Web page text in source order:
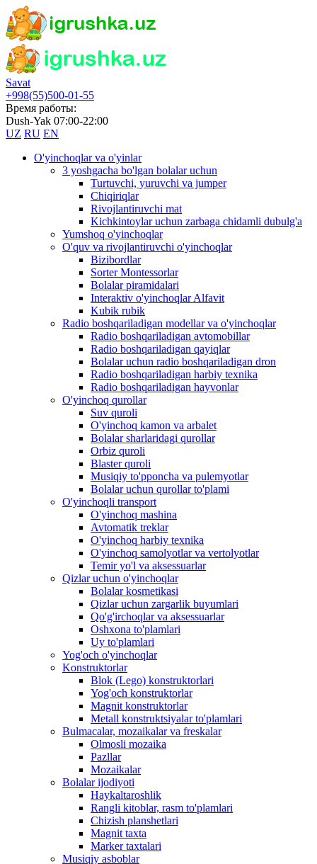
Savat
+998(55)500-01-55
Время работы:
Dush-Yak 07:00-22:00
UZ RU EN
O'yinchoqlar va o'yinlar
3 yoshgacha bo'lgan bolalar uchun
Turtuvchi, yuruvchi va jumper
Chiqiriqlar
Rivojlantiruvchi mat
Kichkintoylar uchun zarbaga chidamli dubulg'a
Yumshoq o'yinchoqlar
O'quv va rivojlantiruvchi o'yinchoqlar
Bizibordlar
Sorter Montessorlar
Bolalar piramidalari
Interaktiv o'yinchoqlar Alfavit
Kubik rubik
Radio boshqariladigan modellar va o'yinchoqlar
Radio boshqariladigan avtomobillar
Radio boshqariladigan qayiqlar
Bolalar uchun radio boshqariladigan dron
Radio boshqariladigan harbiy texnika
Radio boshqariladigan hayvonlar
O'yinchoq qurollar
Suv quroli
O'yinchoq kamon va arbalet
Bolalar sharlaridagi qurollar
Orbiz quroli
Blaster quroli
Musiqiy to'pponcha va pulemyotlar
Bolalar uchun qurollar to'plami
O'yinchoqli transport
O'yinchoq mashina
Avtomatik treklar
O'yinchoq harbiy texnika
O'yinchoq samolyotlar va vertolyotlar
Temir yo'l va aksessuarlar
Qizlar uchun o'yinchoqlar
Bolalar kosmetikasi
Qizlar uchun zargarlik buyumlari
Qo'g'irchoqlar va aksessuarlar
Oshxona to'plamlari
Uy to'plamlari
Yog'och o'yinchoqlar
Konstruktorlar
Blok (Lego) konstruktorlari
Yog'och konstruktorlar
Magnit konstruktorlar
Metall konstruktsiyalar to'plamlari
Bulmacalar, mozaikalar va freskalar
Olmosli mozaika
Pazllar
Mozaikalar
Bolalar ijodiyoti
Haykaltaroshlik
Rangli kitoblar, rasm to'plamlari
Chizish planshetlari
Magnit taxta
Marker taxtalari
Musiqiy asboblar